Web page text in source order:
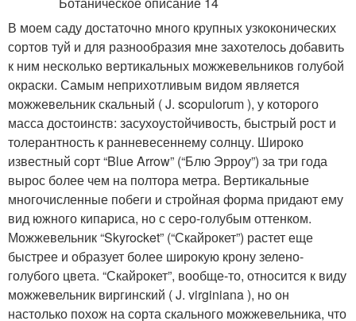
В моем саду достаточно много крупных узкоконических
сортов туй и для разнообразия мне захотелось добавить
к ним несколько вертикальных можжевельников голубой
окраски. Самым неприхотливым видом является
можжевельник скальный ( J. scopulorum ), у которого
масса достоинств: засухоустойчивость, быстрый рост и
толерантность к ранневесеннему солнцу. Широко
известный сорт “Blue Arrow” (“Блю Эрроу”) за три года
вырос более чем на полтора метра. Вертикальные
многочисленные побеги и стройная форма придают ему
вид южного кипариса, но с серо-голубым оттенком.
Можжевельник “Skyrocket” (“Скайрокет”) растет еще
быстрее и образует более широкую крону зелено-
голубого цвета. “Скайрокет”, вообще-то, относится к виду
можжевельник виргинский ( J. virginiana ), но он
настолько похож на сорта скального можжевельника, что